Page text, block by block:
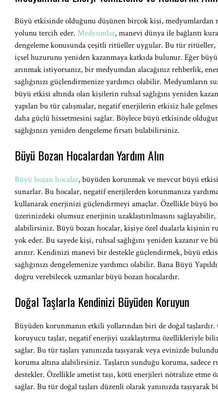
Büyü etkisinde olduğunu düşünen birçok kişi, medyumlardan
yolunu tercih eder. Medyumlar, manevi dünya ile bağlantı
dengeleme konusunda çeşitli ritüeller uygular. Bu tür
içsel huzurunu yeniden kazanmaya katkıda bulunur. Eğer
arınmak istiyorsanız, bir medyumdan alacağınız rehberlik,
sağlığınızı güçlendirmenize yardımcı olabilir. Medyumların
büyü etkisi altında olan kişilerin ruhsal sağlığını yeniden
yapılan bu tür çalışmalar, negatif enerjilerin etkisiz hale
daha güçlü hissetmesini sağlar. Böylece büyü etkisinde
sağlığınızı yeniden dengeleme fırsatı bulabilirsiniz.
Büyü Bozan Hocalardan Yardım Alın
Büyü bozan hocalar, büyüden korunmak ve mevcut büyü
sunarlar. Bu hocalar, negatif enerjilerden korunmanıza
kullanarak enerjinizi güçlendirmeyi amaçlar. Özellikle büyü
üzerinizdeki olumsuz enerjinin uzaklaştırılmasını
alabilirsiniz. Büyü bozan hocalar, kişiye özel dualarla kişinin
yok eder. Bu sayede kişi, ruhsal sağlığını yeniden kazanır ve
arınır. Kendinizi manevi bir destekle güçlendirmek, büyü
sağlığınızı dengelemenize yardımcı olabilir. Bana Büyü
doğru verebilecek uzmanlar büyü bozan hocalardır.
Doğal Taşlarla Kendinizi Büyüden Koruyun
Büyüden korunmanın etkili yollarından biri de doğal
koruyucu taşlar, negatif enerjiyi uzaklaştırma özellikleriyle
sağlar. Bu tür taşları yanınızda taşıyarak veya evinizde
koruma altına alabilirsiniz. Taşların sunduğu koruma, sadece
destekler. Özellikle ametist taşı, kötü enerjileri nötralize
sağlar. Bu tür doğal taşları düzenli olarak yanınızda